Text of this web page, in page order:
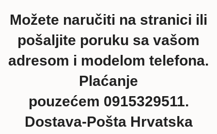
Možete naručiti na stranici ili
pošaljite poruku sa vašom
adresom i modelom telefona.
Plaćanje
pouzećem 0915329511.
Dostava-Pošta Hrvatska